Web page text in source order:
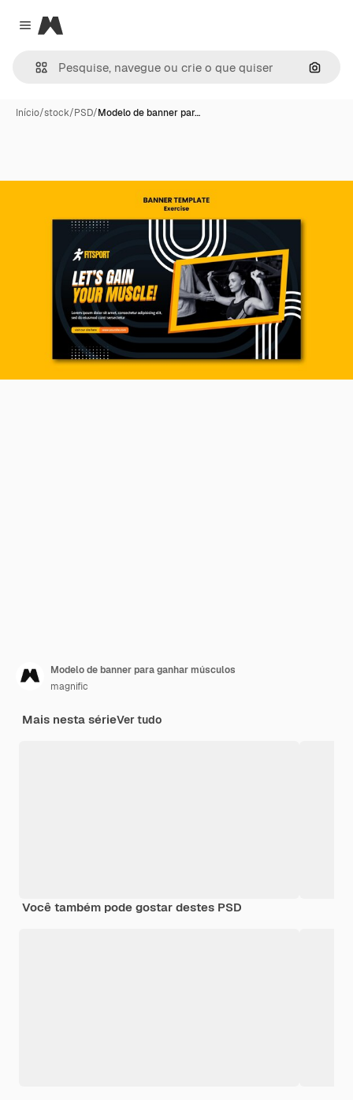
Close menu
Magnific
Início/stock/PSD/Modelo de banner par…
Modelo de banner para ganhar músculos
magnific
Mais nesta sérieVer tudo
Você também pode gostar destes PSD